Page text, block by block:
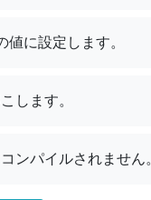
に設定します。
します。
ンパイルされません